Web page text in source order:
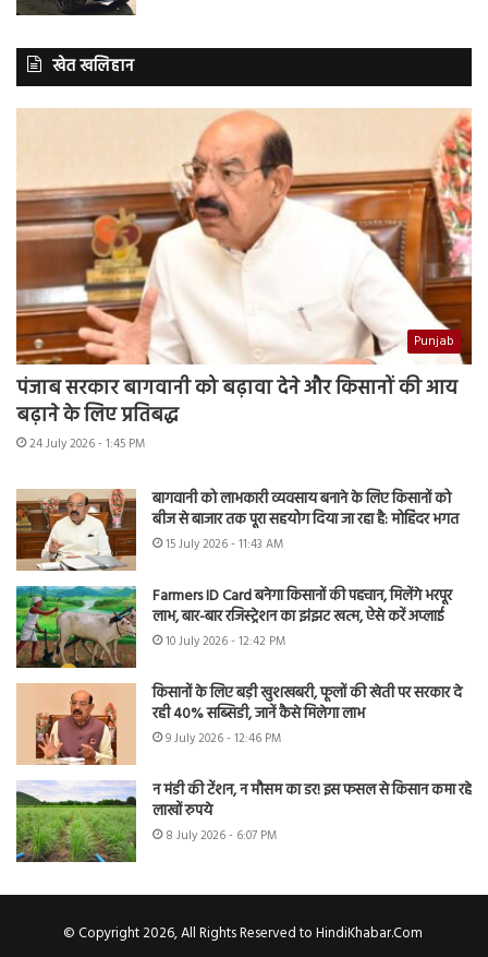
खेत खलिहान
Punjab
पंजाब सरकार बागवानी को बढ़ावा देने और किसानों की आय
बढ़ाने के लिए प्रतिबद्ध
24 July 2026 - 1:45 PM
बागवानी को लाभकारी व्यवसाय बनाने के लिए किसानों को
बीज से बाजार तक पूरा सहयोग दिया जा रहा है: मोहिंदर भगत
15 July 2026 - 11:43 AM
Farmers ID Card बनेगा किसानों की पहचान, मिलेंगे भरपूर
लाभ, बार-बार रजिस्ट्रेशन का झंझट खत्म, ऐसे करें अप्लाई
10 July 2026 - 12:42 PM
किसानों के लिए बड़ी खुशखबरी, फूलों की खेती पर सरकार दे
रही 40% सब्सिडी, जानें कैसे मिलेगा लाभ
9 July 2026 - 12:46 PM
न मंडी की टेंशन, न मौसम का डर! इस फसल से किसान कमा रहे
लाखों रुपये
8 July 2026 - 6:07 PM
© Copyright 2026, All Rights Reserved to HindiKhabar.Com